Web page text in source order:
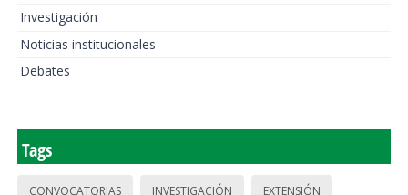
Investigación
Noticias institucionales
Debates
Tags
CONVOCATORIAS INVESTIGACIÓN EXTENSIÓN